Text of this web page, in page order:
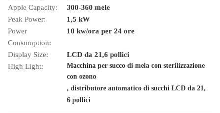
Apple Capacity:
300-360 mele
Peak Power:
1,5 kW
Power
Consumption:
10 kw/ora per 24 ore
Display Size:
LCD da 21,6 pollici
High Light:
Macchina per succo di mela con sterilizzazione
con ozono
, distributore automatico di succhi LCD da 21,
6 pollici